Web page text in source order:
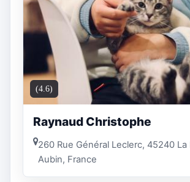
(4.6)
Raynaud Christophe
260 Rue Général Leclerc, 45240
Aubin, France